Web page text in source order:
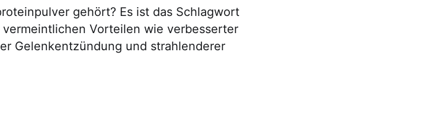
gehört? Es ist das Schlagwort
Vorteilen wie verbesserter
Gelenkentzündung und strahlenderer